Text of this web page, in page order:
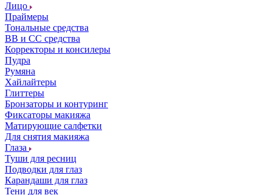
Лицо
Праймеры
Тональные средства
ВВ и СС средства
Корректоры и консилеры
Пудра
Румяна
Хайлайтеры
Глиттеры
Бронзаторы и контуринг
Фиксаторы макияжа
Матирующие салфетки
Для снятия макияжа
Глаза
Туши для ресниц
Подводки для глаз
Карандаши для глаз
Тени для век